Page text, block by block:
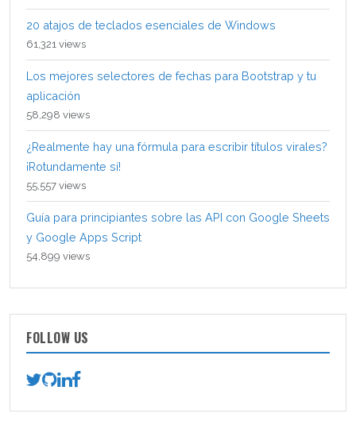
20 atajos de teclados esenciales de Windows
61,321 views
Los mejores selectores de fechas para Bootstrap y tu
aplicación
58,298 views
¿Realmente hay una fórmula para escribir títulos virales?
¡Rotundamente sí!
55,557 views
Guía para principiantes sobre las API con Google Sheets
y Google Apps Script
54,899 views
FOLLOW US